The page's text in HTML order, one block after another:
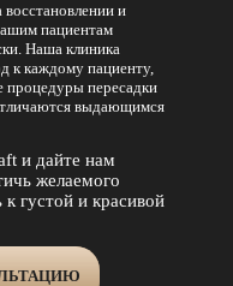
восстановлении и
пациентам
Наша клиника
к каждому пациенту,
процедуры пересадки
выдающимся
и дайте нам
желаемого
к густой и красивой